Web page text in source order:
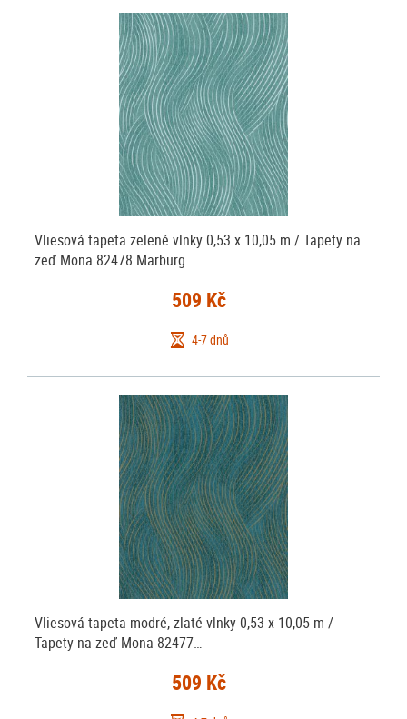
Vliesová tapeta zelené vlnky 0,53 x 10,05 m / Tapety na
zeď Mona 82478 Marburg
509 Kč
4-7 dnů
Vliesová tapeta modré, zlaté vlnky 0,53 x 10,05 m /
Tapety na zeď Mona 82477…
509 Kč